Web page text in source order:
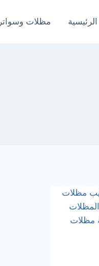
الرئيسية مظلات وسواتر